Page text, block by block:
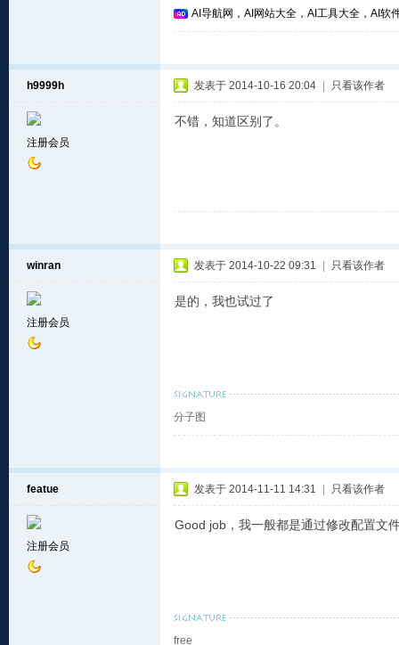
AI导航网，AI网站大全，AI工具大全，AI软
h9999h
注册会员
发表于 2014-10-16 20:04 只看该作者
不错，知道区别了。
winran
注册会员
发表于 2014-10-22 09:31 只看该作者
是的，我也试过了
分子图
featue
注册会员
发表于 2014-11-11 14:31 只看该作者
Good job，我一般都是通过修改配置文
free